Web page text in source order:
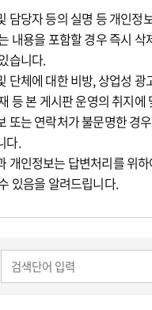
담당자 등의 실명 등 개인정
내용을 포함할 경우 즉시 삭
습니다.
단체에 대한 비방, 상업성 광
등 본 게시판 운영의 취지에
또는 연락처가 불문명한 경
다.
개인정보는 답변처리를 위
있음을 알려드립니다.